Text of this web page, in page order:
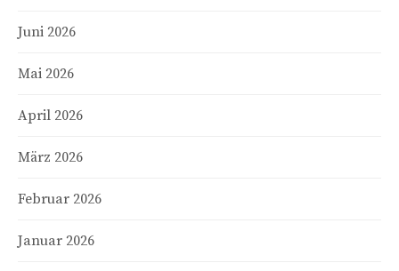
Juni 2026
Mai 2026
April 2026
März 2026
Februar 2026
Januar 2026